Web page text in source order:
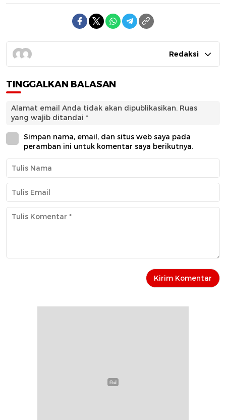
Redaksi
TINGGALKAN BALASAN
Alamat email Anda tidak akan dipublikasikan. Ruas
yang wajib ditandai *
Simpan nama, email, dan situs web saya pada
peramban ini untuk komentar saya berikutnya.